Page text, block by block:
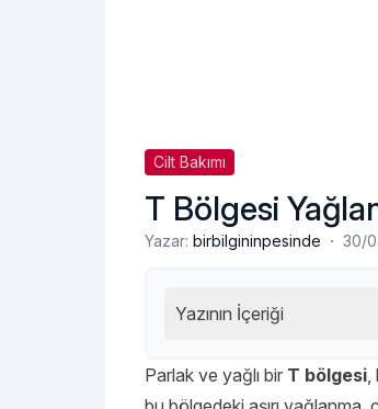
Cilt Bakımı
T Bölgesi
Yazar: birbilgininpesinde · 30/
Yazının İçeriği
Parlak ve yağlı bir T bölgesi,